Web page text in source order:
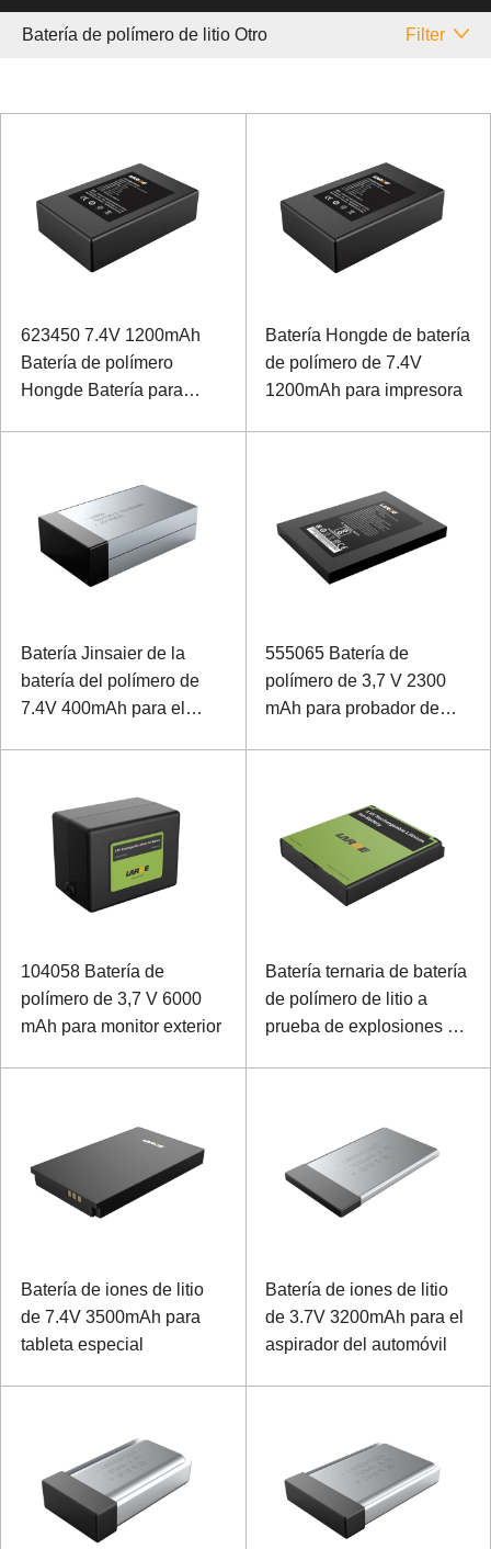
Batería de polímero de litio Otro Filter
623450 7.4V 1200mAh
Batería de polímero
Hongde Batería para
Batería Hongde de batería
de polímero de 7.4V
1200mAh para impresora
Batería Jinsaier de la
batería del polímero de
7.4V 400mAh para el
555065 Batería de
polímero de 3,7 V 2300
mAh para probador de
104058 Batería de
polímero de 3,7 V 6000
mAh para monitor exterior
Batería ternaria de batería
de polímero de litio a
prueba de explosiones de
Batería de iones de litio
de 7.4V 3500mAh para
tableta especial
Batería de iones de litio
de 3.7V 3200mAh para el
aspirador del automóvil